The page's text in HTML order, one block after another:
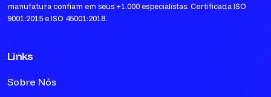
manufatura confiam em seus +1.000 especialistas. Certificada ISO
9001:2015 e ISO 45001:2018.
Links
Sobre Nós